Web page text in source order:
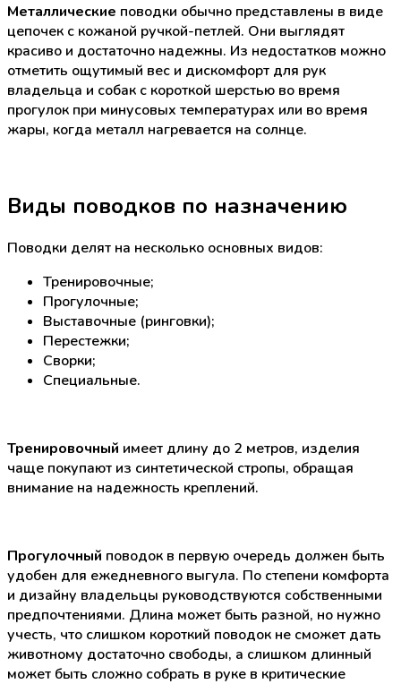
Металлические поводки обычно представлены в виде
цепочек с кожаной ручкой-петлей. Они выглядят
красиво и достаточно надежны. Из недостатков можно
отметить ощутимый вес и дискомфорт для рук
владельца и собак с короткой шерстью во время
прогулок при минусовых температурах или во время
жары, когда металл нагревается на солнце.
Виды поводков по назначению
Поводки делят на несколько основных видов:
Тренировочные;
Прогулочные;
Выставочные (ринговки);
Перестежки;
Сворки;
Специальные.
Тренировочный имеет длину до 2 метров, изделия
чаще покупают из синтетической стропы, обращая
внимание на надежность креплений.
Прогулочный поводок в первую очередь должен быть
удобен для ежедневного выгула. По степени комфорта
и дизайну владельцы руководствуются собственными
предпочтениями. Длина может быть разной, но нужно
учесть, что слишком короткий поводок не сможет дать
животному достаточно свободы, а слишком длинный
может быть сложно собрать в руке в критические